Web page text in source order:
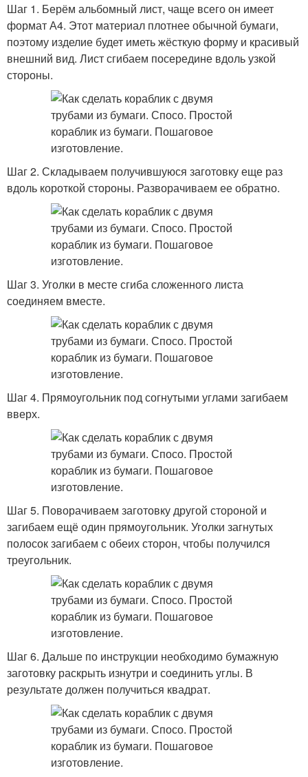
Шаг 1. Берём альбомный лист, чаще всего он имеет
формат А4. Этот материал плотнее обычной бумаги,
поэтому изделие будет иметь жёсткую форму и красивый
внешний вид. Лист сгибаем посередине вдоль узкой
стороны.
Шаг 2. Складываем получившуюся заготовку еще раз
вдоль короткой стороны. Разворачиваем ее обратно.
Шаг 3. Уголки в месте сгиба сложенного листа
соединяем вместе.
Шаг 4. Прямоугольник под согнутыми углами загибаем
вверх.
Шаг 5. Поворачиваем заготовку другой стороной и
загибаем ещё один прямоугольник. Уголки загнутых
полосок загибаем с обеих сторон, чтобы получился
треугольник.
Шаг 6. Дальше по инструкции необходимо бумажную
заготовку раскрыть изнутри и соединить углы. В
результате должен получиться квадрат.